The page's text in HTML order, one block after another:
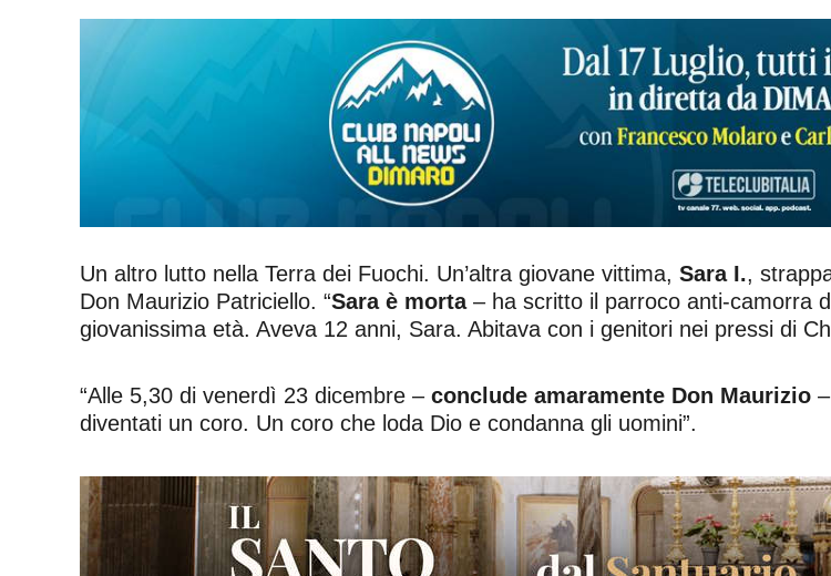
Un altro lutto nella Terra dei Fuochi. Un’altra giovane vittima, Sara I.,
Don Maurizio Patriciello. “Sara è morta– ha scritto il parroco anti-camorra
giovanissima età. Aveva 12 anni, Sara. Abitava con i genitori nei pressi di
“Alle 5,30 di venerdì 23 dicembre – conclude amaramente Don Maurizio
diventati un coro. Un coro che loda Dio e condanna gli uomini”.